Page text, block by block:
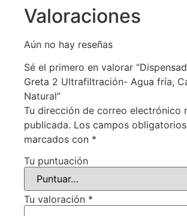
Valoraciones
Aún no hay reseñas
Sé el primero en valorar
Greta 2 Ultrafiltración- Agua fría,
Natural”
Tu dirección de correo electrónico
publicada. Los campos
marcados con *
Tu puntuación
Tu valoración *